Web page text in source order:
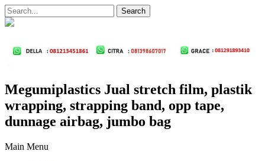
Megumiplastics Jual stretch film, plastik
wrapping, strapping band, opp tape,
dunnage airbag, jumbo bag
Main Menu